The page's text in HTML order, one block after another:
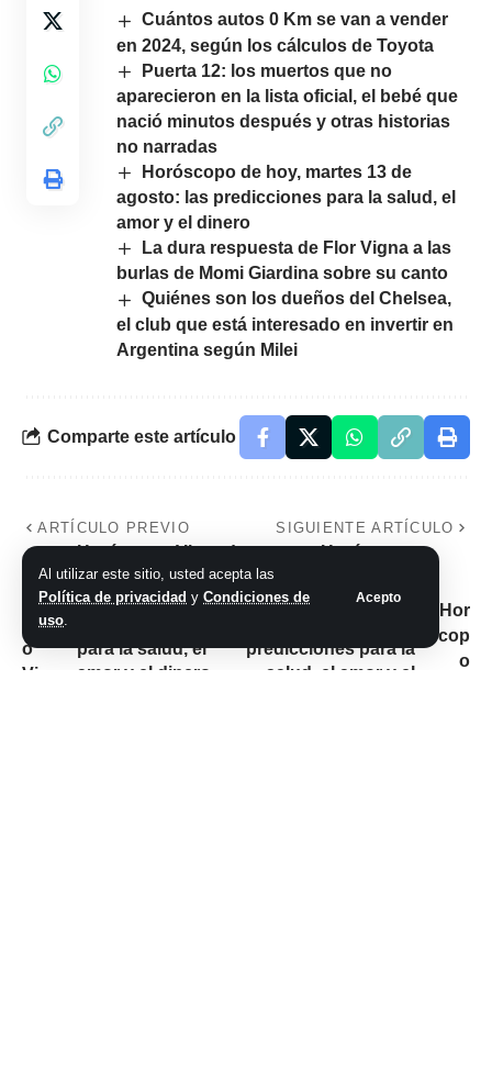
Al utilizar este sitio, usted acepta las
Política de privacidad y Condiciones de
uso.
Acepto
Cuántos autos 0 Km se van a vender
en 2024, según los cálculos de Toyota
Puerta 12: los muertos que no
aparecieron en la lista oficial, el bebé que
nació minutos después y otras historias
no narradas
Horóscopo de hoy, martes 13 de
agosto: las predicciones para la salud, el
amor y el dinero
La dura respuesta de Flor Vigna a las
burlas de Momi Giardina sobre su canto
Quiénes son los dueños del Chelsea,
el club que está interesado en invertir en
Argentina según Milei
Comparte este artículo
ARTÍCULO PREVIO
Horóscopo Virgo de
hoy, 13 de
noviembre de 2023:
para la salud, el
amor y el dinero
SIGUIENTE ARTÍCULO
Horóscopo
Escorpio de hoy, 13
de noviembre de
predicciones para la
salud, el amor y el